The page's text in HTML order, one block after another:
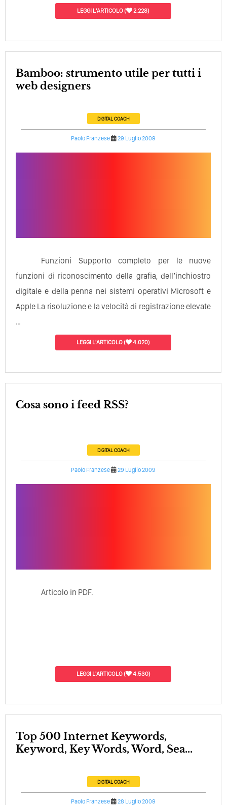
LEGGI L'ARTICOLO( 2.228)
Bamboo: strumento utile per tutti i
web designers
DIGITAL COACH
Paolo Franzese 29 Luglio 2009
Funzioni Supporto completo per le nuove
funzioni di riconoscimento della grafia, dell′inchiostro
digitale e della penna nei sistemi operativi Microsoft e
Apple La risoluzione e la velocità di registrazione elevate
…
LEGGI L'ARTICOLO( 4.020)
Cosa sono i feed RSS?
DIGITAL COACH
Paolo Franzese 29 Luglio 2009
Articolo in PDF.
LEGGI L'ARTICOLO( 4.530)
Top 500 Internet Keywords,
Keyword, Key Words, Word, Sea...
DIGITAL COACH
Paolo Franzese 28 Luglio 2009